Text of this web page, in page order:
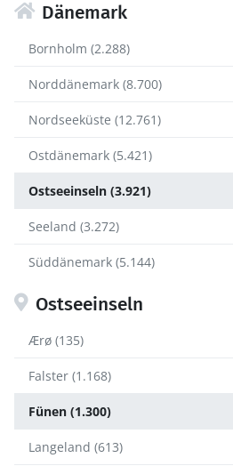
Dänemark
Bornholm (2.288)
Norddänemark (8.700)
Nordseeküste (12.761)
Ostdänemark (5.421)
Ostseeinseln (3.921)
Seeland (3.272)
Süddänemark (5.144)
Ostseeinseln
Ærø (135)
Falster (1.168)
Fünen (1.300)
Langeland (613)